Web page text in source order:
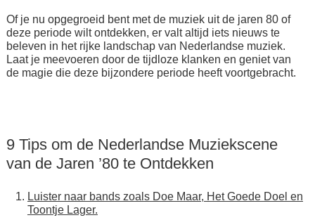
Of je nu opgegroeid bent met de muziek uit de jaren 80 of
deze periode wilt ontdekken, er valt altijd iets nieuws te
beleven in het rijke landschap van Nederlandse muziek.
Laat je meevoeren door de tijdloze klanken en geniet van
de magie die deze bijzondere periode heeft voortgebracht.
9 Tips om de Nederlandse Muziekscene
van de Jaren ’80 te Ontdekken
Luister naar bands zoals Doe Maar, Het Goede Doel en
Toontje Lager.